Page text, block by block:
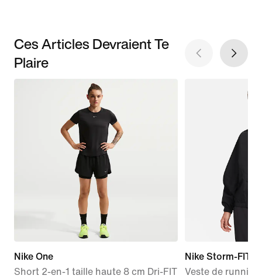
Ces Articles Devraient Te
Plaire
Nike One
Short 2-en-1 taille haute 8 cm Dri-FIT
Nike Storm-FIT
Veste de